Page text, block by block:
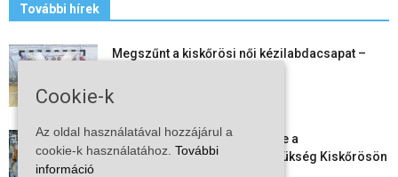
További hírek
Megszűnt a kiskőrösi női kézilabdacsapat –
2026-08-08
Aktuális állásajánlatok: ezekre a
munkavállalókra van most szükség Kiskőrösön
Cookie-k
Az oldal használatával hozzájárul a
cookie-k használatához. További
információ